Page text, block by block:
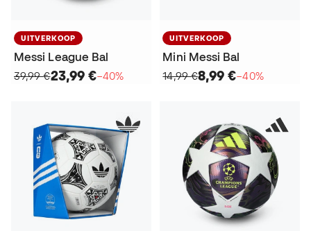
UITVERKOOP
Messi League Bal
39,99 €23,99 €−40%
UITVERKOOP
Mini Messi Bal
14,99 €8,99 €−40%